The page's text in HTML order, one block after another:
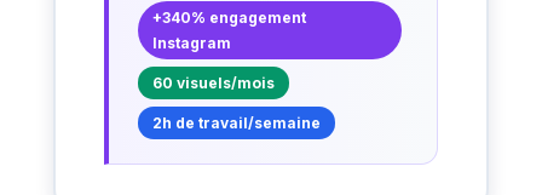
+340% engagement
Instagram
60 visuels/mois
2h de travail/semaine